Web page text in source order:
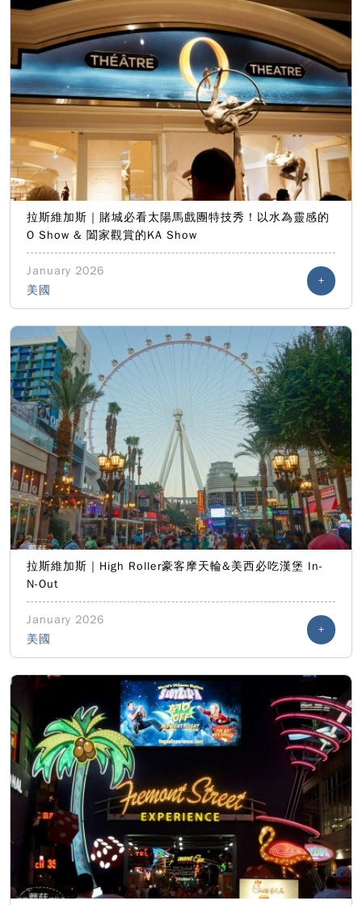
拉斯維加斯｜賭城必看太陽馬戲團特技秀！以水為靈感的
O Show & 闔家觀賞的KA Show
January 2026
美國
+
拉斯維加斯｜High Roller豪客摩天輪&美西必吃漢堡 In-
N-Out
January 2026
美國
+